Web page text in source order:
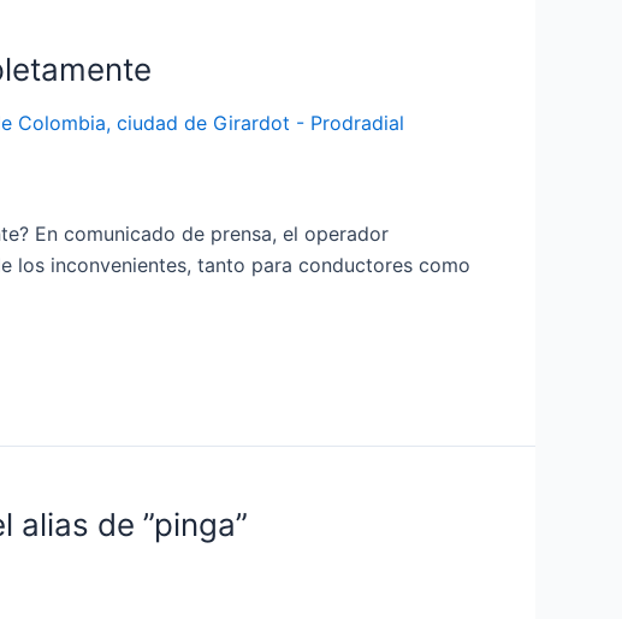
En comunicado de prensa, el operador
los inconvenientes, tanto para conductores como
de ”pinga”